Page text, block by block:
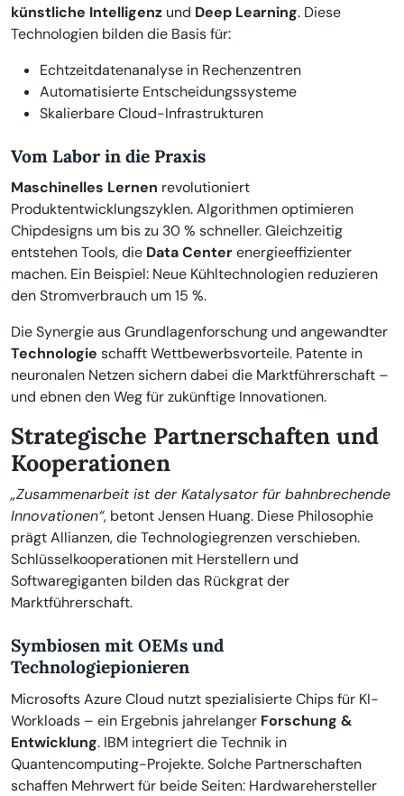
künstliche Intelligenz und Deep Learning. Diese
Technologien bilden die Basis für:
Echtzeitdatenanalyse in Rechenzentren
Automatisierte Entscheidungssysteme
Skalierbare Cloud-Infrastrukturen
Vom Labor in die Praxis
Maschinelles Lernen revolutioniert
Produktentwicklungszyklen. Algorithmen optimieren
Chipdesigns um bis zu 30 % schneller. Gleichzeitig
entstehen Tools, die Data Centerenergieeffizienter
machen. Ein Beispiel: Neue Kühltechnologien reduzieren
den Stromverbrauch um 15 %.
Die Synergie aus Grundlagenforschung und angewandter
Technologie schafft Wettbewerbsvorteile. Patente in
neuronalen Netzen sichern dabei die Marktführerschaft –
und ebnen den Weg für zukünftige Innovationen.
Strategische Partnerschaften und
Kooperationen
„Zusammenarbeit ist der Katalysator für bahnbrechende
Innovationen“, betont Jensen Huang. Diese Philosophie
prägt Allianzen, die Technologiegrenzen verschieben.
Schlüsselkooperationen mit Herstellern und
Softwaregiganten bilden das Rückgrat der
Marktführerschaft.
Symbiosen mit OEMs und
Technologiepionieren
Microsofts Azure Cloud nutzt spezialisierte Chips für KI-
Workloads – ein Ergebnis jahrelanger Forschung &
Entwicklung. IBM integriert die Technik in
Quantencomputing-Projekte. Solche Partnerschaften
schaffen Mehrwert für beide Seiten: Hardwarehersteller